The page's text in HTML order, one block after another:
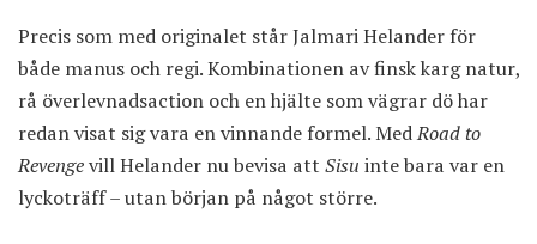
Precis som med originalet står Jalmari Helander för
både manus och regi. Kombinationen av finsk karg natur,
rå överlevnadsaction och en hjälte som vägrar dö har
redan visat sig vara en vinnande formel. MedRoad to
Revengevill Helander nu bevisa att Sisu inte bara var en
lyckoträff – utan början på något större.